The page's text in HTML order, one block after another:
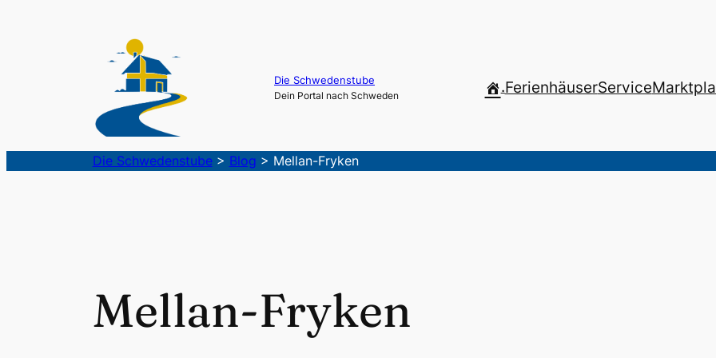
Die Schwedenstube
Dein Portal nach Schweden .FerienhäuserService
Die Schwedenstube> Blog > Mellan-Fryken
Mellan-Fryken